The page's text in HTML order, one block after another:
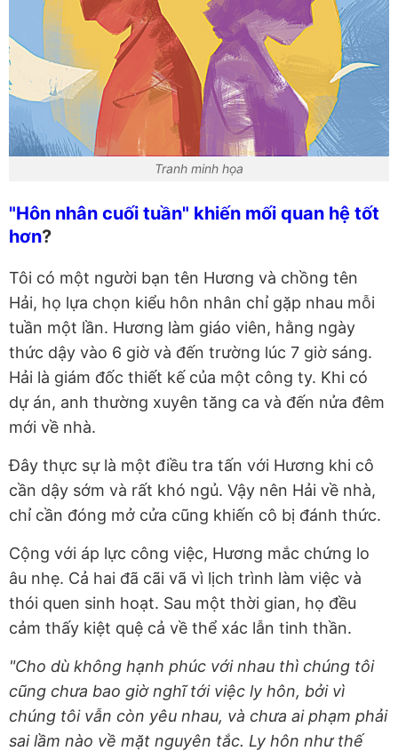
Tranh minh họa
"Hôn nhân cuối tuần" khiến mối quan hệ tốt
hơn?
Tôi có một người bạn tên Hương và chồng tên
Hải, họ lựa chọn kiểu hôn nhân chỉ gặp nhau mỗi
tuần một lần. Hương làm giáo viên, hằng ngày
thức dậy vào 6 giờ và đến trường lúc 7 giờ sáng.
Hải là giám đốc thiết kế của một công ty. Khi có
dự án, anh thường xuyên tăng ca và đến nửa đêm
mới về nhà.
Đây thực sự là một điều tra tấn với Hương khi cô
cần dậy sớm và rất khó ngủ. Vậy nên Hải về nhà,
chỉ cần đóng mở cửa cũng khiến cô bị đánh thức.
Cộng với áp lực công việc, Hương mắc chứng lo
âu nhẹ. Cả hai đã cãi vã vì lịch trình làm việc và
thói quen sinh hoạt. Sau một thời gian, họ đều
cảm thấy kiệt quệ cả về thể xác lẫn tinh thần.
"Cho dù không hạnh phúc với nhau thì chúng tôi
cũng chưa bao giờ nghĩ tới việc ly hôn, bởi vì
chúng tôi vẫn còn yêu nhau, và chưa ai phạm phải
sai lầm nào về mặt nguyên tắc. Ly hôn như thế